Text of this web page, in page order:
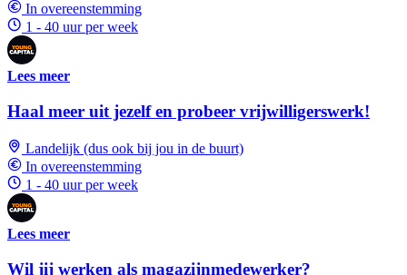
In overeenstemming
1 - 40 uur per week
Lees meer
Haal meer uit jezelf en probeer vrijwilligerswerk!
Landelijk (dus ook bij jou in de buurt)
In overeenstemming
1 - 40 uur per week
Lees meer
Wil jij werken als magazijnmedewerker?